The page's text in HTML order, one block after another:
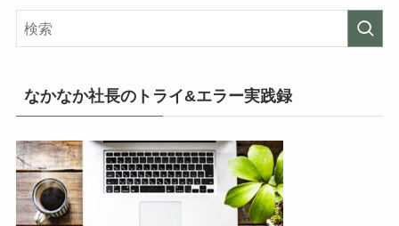
なかなか社長のトライ&エラー実践録